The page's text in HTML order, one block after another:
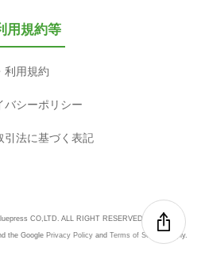
用規約等
利用規約
バシーポリシー
引法に基づく表記
CO,LTD. ALL RIGHT RESERVED.
the Google Privacy Policyand Terms of Service apply.